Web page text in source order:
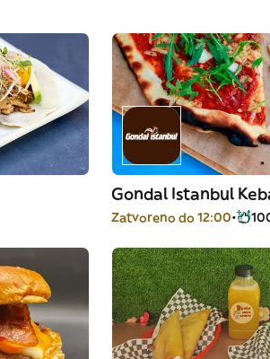
Zatvoreno do 12:00